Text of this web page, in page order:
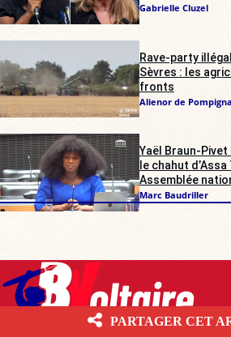
Gabrielle Cluzel
Rave-party
Sèvres : les
fronts
Alienor de
Yaël Braun-
le chahut
Assemblée
Marc Baudriller
PARTAGER CET